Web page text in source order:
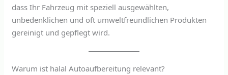
dass Ihr Fahrzeug mit speziell ausgewählten,
unbedenklichen und oft umweltfreundlichen Produkten
gereinigt und gepflegt wird.
Warum ist halal Autoaufbereitung relevant?